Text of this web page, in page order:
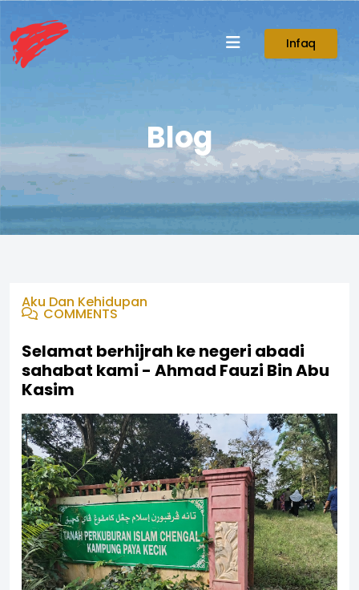
Infaq
Blog
Aku Dan Kehidupan
COMMENTS
Selamat berhijrah ke negeri abadi
sahabat kami - Ahmad Fauzi Bin Abu
Kasim